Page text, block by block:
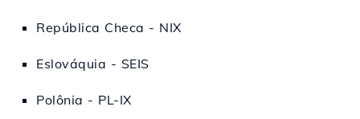
República Checa - NIX
Eslováquia - SEIS
Polônia - PL-IX